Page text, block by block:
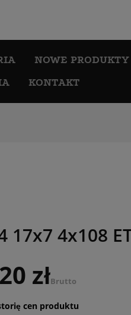
NOWE PRODUKTY
KONTAKT
17x7 4x108
złBrutto
cen produktu